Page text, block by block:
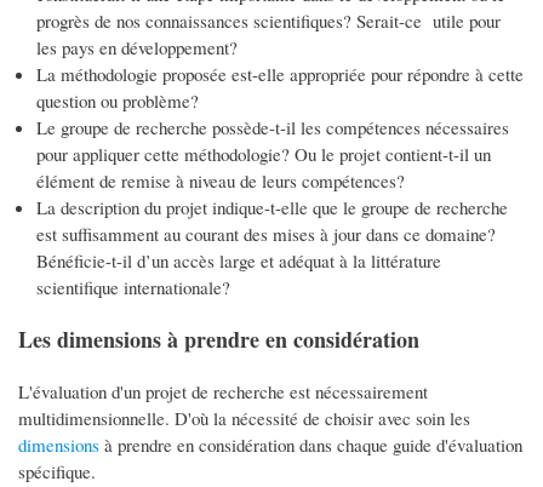
progrès de nos connaissances scientifiques? Serait-ce utile pour
les pays en développement?
La méthodologie proposée est-elle appropriée pour répondre à cette
question ou problème?
Le groupe de recherche possède-t-il les compétences nécessaires
pour appliquer cette méthodologie? Ou le projet contient-t-il un
élément de remise à niveau de leurs compétences?
La description du projet indique-t-elle que le groupe de recherche
est suffisamment au courant des mises à jour dans ce domaine?
Bénéficie-t-il d’un accès large et adéquat à la littérature
scientifique internationale?
Les dimensions à prendre en considération
L'évaluation d'un projet de recherche est nécessairement
multidimensionnelle. D'où la nécessité de choisir avec soin les
dimensions à prendre en considération dans chaque guide d'évaluation
spécifique.